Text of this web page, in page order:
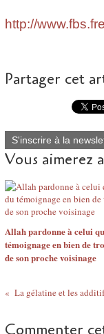
http://
Partager cet
S'inscrire à la
Vous aimerez
Allah pardonne à celui
témoignage en bien de
de son proche voisinage
La gélatine et les
Commenter